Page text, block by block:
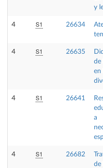
y
4 S1 26634
4 S1 26635
de
en
4 S1 26641
a
4 S1 26682
de